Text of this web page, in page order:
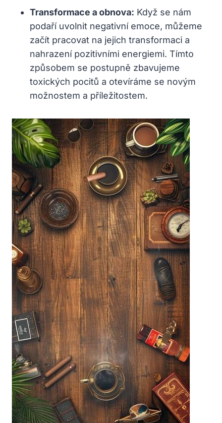
Transformace a obnova: ​Když se nám
podaří ‍uvolnit negativní emoce, můžeme
začít pracovat na jejich transformaci a
nahrazení ⁤pozitivními energiemi. Tímto
‌způsobem se postupně zbavujeme
toxických pocitů a otevíráme​ se novým
možnostem a příležitostem.